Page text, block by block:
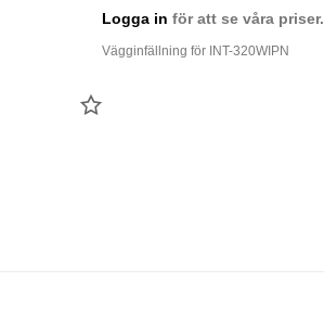
Logga in för att se våra priser.
Vägginfällning för INT-320WIPN